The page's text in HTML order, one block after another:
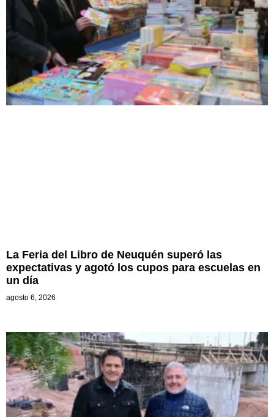
La Feria del Libro de Neuquén superó las
expectativas y agotó los cupos para escuelas en
un día
agosto 6, 2026